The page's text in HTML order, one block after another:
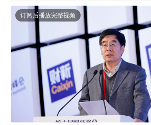
订阅后播放完整视频